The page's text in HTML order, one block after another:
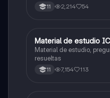
11 2,214 54
ICFES: Matemáticas
Material de estudio
Material de estudio,
resueltas
11 7,154 113